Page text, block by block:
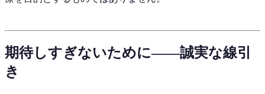
期待しすぎないために——誠実な線引
き